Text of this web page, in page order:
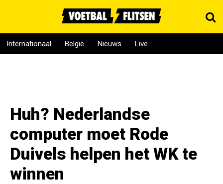
Internationaal België Nieuws Live
Huh? Nederlandse
computer moet Rode
Duivels helpen het WK te
winnen